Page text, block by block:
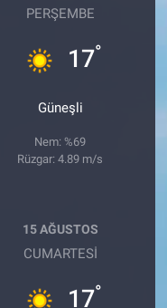
PERŞEMBE
17°
Güneşli
Nem: %69
Rüzgar: 4.89 m/s
15 AĞUSTOS
CUMARTESI
17°